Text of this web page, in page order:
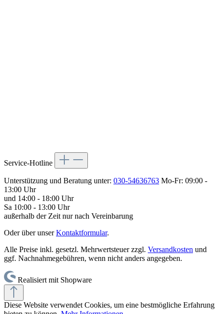
Service-Hotline
Unterstützung und Beratung unter: 030-54636763 Mo-Fr: 09:00 -
13:00 Uhr
und 14:00 - 18:00 Uhr
Sa 10:00 - 13:00 Uhr
außerhalb der Zeit nur nach Vereinbarung
Oder über unserKontaktformular.
Alle Preise inkl. gesetzl. Mehrwertsteuer zzgl. Versandkosten und
ggf. Nachnahmegebühren, wenn nicht anders angegeben.
Realisiert mit Shopware
Diese Website verwendet Cookies, um eine bestmögliche Erfahrung